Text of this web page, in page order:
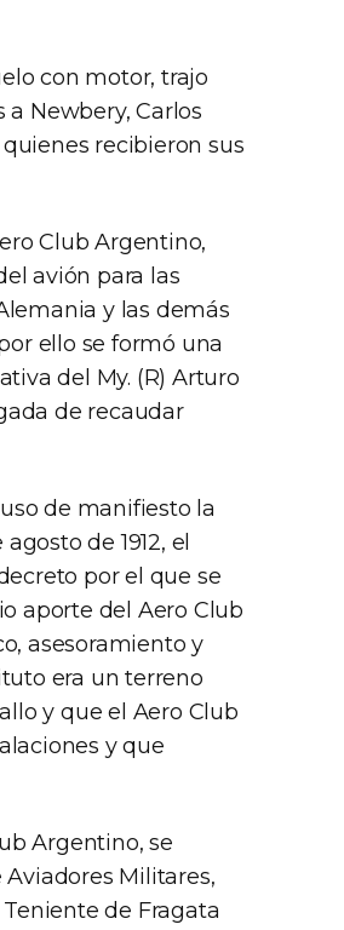
con motor, trajo
Newbery, Carlos
recibieron sus
Club Argentino,
avión para las
y las demás
ello se formó una
del My. (R) Arturo
de recaudar
de manifiesto la
de 1912, el
por el que se
aporte del Aero Club
asesoramiento y
era un terreno
y que el Aero Club
y que
Argentino, se
Militares,
de Fragata